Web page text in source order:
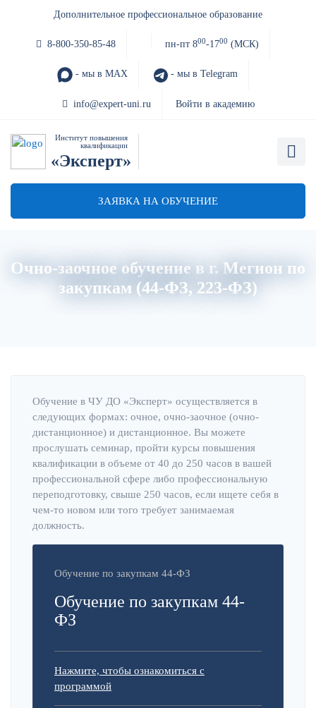
Дополнительное профессиональное образование
8-800-350-85-48 пн-пт 800-1700 (МСК)
- мы в MAX - мы в Telegram
info@expert-uni.ru Войти в академию
Институт повышения
квалификации
«Эксперт»
ЗАЯВКА НА ОБУЧЕНИЕ
Очно-заочное обучение в г. Мегион по
закупкам (44-ФЗ, 223-ФЗ)
Обучение в ЧУ ДО «Эксперт» осуществляется в
следующих формах: очное, очно-заочное (очно-
дистанционное) и дистанционное. Вы можете
прослушать семинар, пройти курсы повышения
квалификации в объеме от 40 до 250 часов в вашей
профессиональной сфере либо профессиональную
переподготовку, свыше 250 часов, если ищете себя в
чем-то новом или того требует занимаемая
должность.
Обучение по закупкам 44-ФЗ
Обучение по закупкам 44-
ФЗ
Нажмите, чтобы ознакомиться с
программой